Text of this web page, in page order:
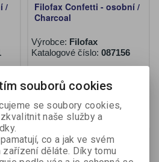
/
Filofax Confetti - osobní /
Charcoal
Výrobce: Filofax
Katalogové číslo: 087156
Koupit
souborů cookies
se soubory cookies,
naše služby a
co a jak ve svém
děláte. Díky tomu